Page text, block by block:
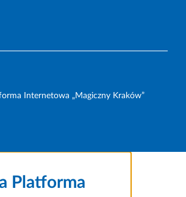
Internetowa „Magiczny Kraków”
Platforma